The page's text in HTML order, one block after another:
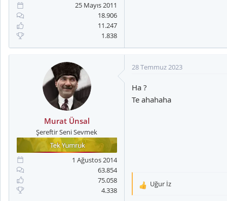
25 Mayıs 2011
18.906
11.247
1.838
Murat Ünsal
Şereftir Seni Sevmek
1 Ağustos 2014
63.854
75.058
4.338
28 Temmuz 2023
Ha ?
Te ahahaha
T
Uğur İz